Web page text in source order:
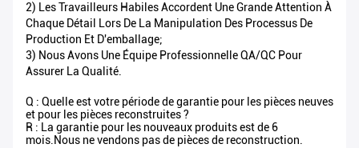
2) Les Travailleurs Habiles Accordent Une Grande Attention À
Chaque Détail Lors De La Manipulation Des Processus De
Production Et D'emballage;
3) Nous Avons Une Équipe Professionnelle QA/QC Pour
Assurer La Qualité.
Q : Quelle est votre période de garantie pour les pièces neuves
et pour les pièces reconstruites ?
R : La garantie pour les nouveaux produits est de 6
mois.Nous ne vendons pas de pièces de reconstruction.